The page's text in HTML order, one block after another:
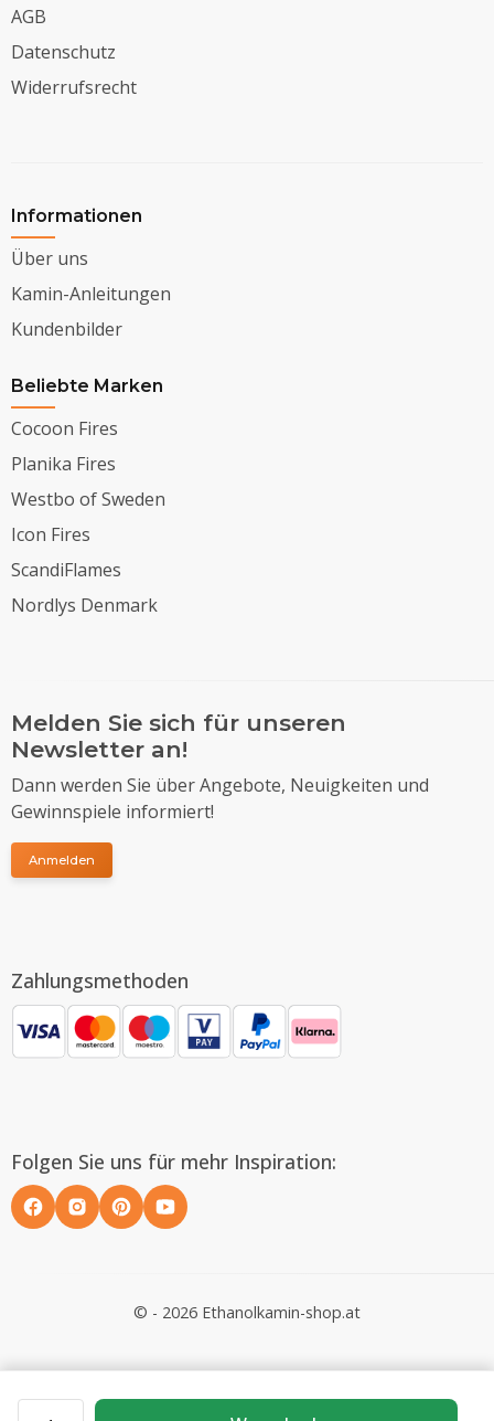
AGB
Datenschutz
Widerrufsrecht
Informationen
Über uns
Kamin-Anleitungen
Kundenbilder
Beliebte Marken
Cocoon Fires
Planika Fires
Westbo of Sweden
Icon Fires
ScandiFlames
Nordlys Denmark
Melden Sie sich für unseren
Newsletter an!
Dann werden Sie über Angebote, Neuigkeiten und
Gewinnspiele informiert!
Anmelden
Zahlungsmethoden
Folgen Sie uns für mehr Inspiration:
© - 2026 Ethanolkamin-shop.at